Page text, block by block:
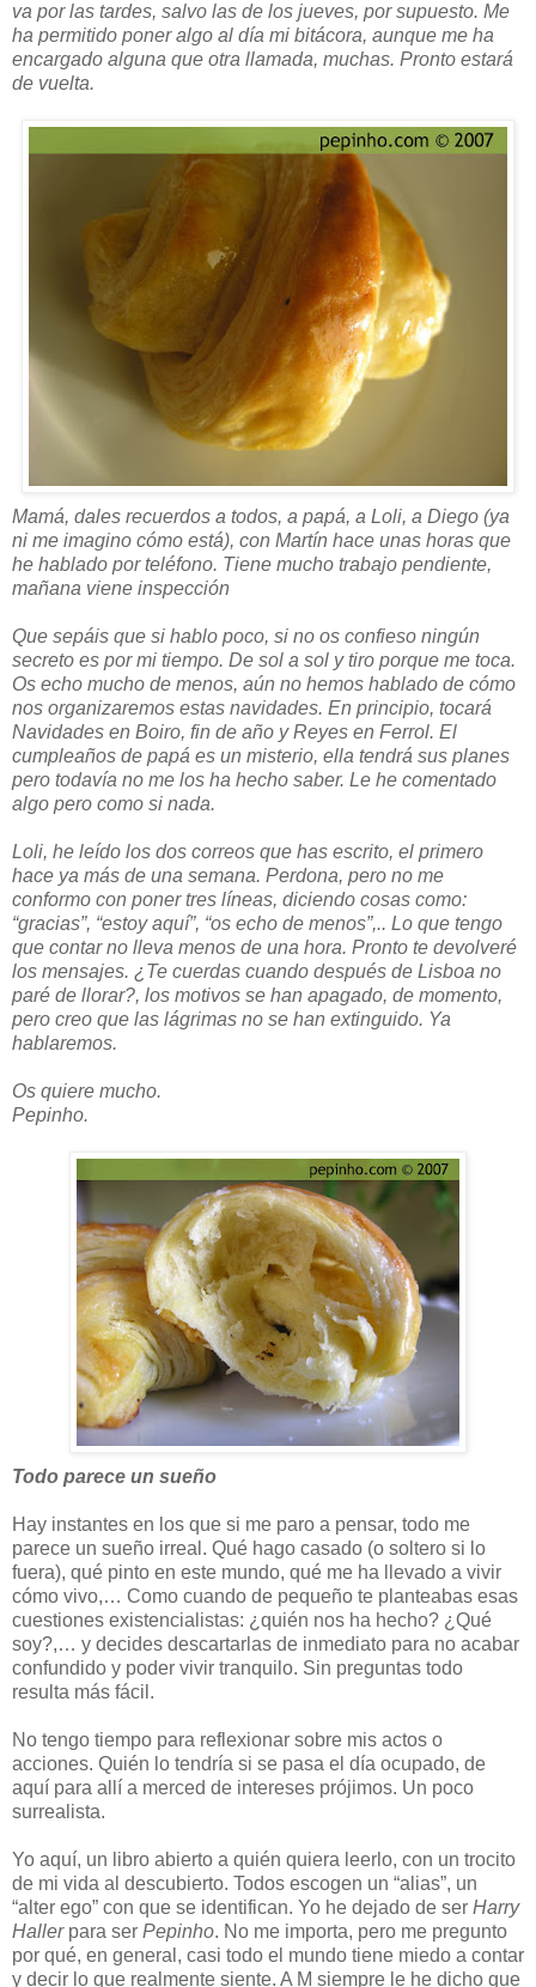
va por las tardes, salvo las de los jueves, por supuesto. Me
ha permitido poner algo al día mi bitácora, aunque me ha
encargado alguna que otra llamada, muchas. Pronto estará
de vuelta.
Mamá, dales recuerdos a todos, a papá, a Loli, a Diego (ya
ni me imagino cómo está), con Martín hace unas horas que
he hablado por teléfono. Tiene mucho trabajo pendiente,
mañana viene inspección
Que sepáis que si hablo poco, si no os confieso ningún
secreto es por mi tiempo. De sol a sol y tiro porque me toca.
Os echo mucho de menos, aún no hemos hablado de cómo
nos organizaremos estas navidades. En principio, tocará
Navidades en Boiro, fin de año y Reyes en Ferrol. El
cumpleaños de papá es un misterio, ella tendrá sus planes
pero todavía no me los ha hecho saber. Le he comentado
algo pero como si nada.
Loli, he leído los dos correos que has escrito, el primero
hace ya más de una semana. Perdona, pero no me
conformo con poner tres líneas, diciendo cosas como:
“gracias”, “estoy aquí”, “os echo de menos”,.. Lo que tengo
que contar no lleva menos de una hora. Pronto te devolveré
los mensajes. ¿Te cuerdas cuando después de Lisboa no
paré de llorar?, los motivos se han apagado, de momento,
pero creo que las lágrimas no se han extinguido. Ya
hablaremos.
Os quiere mucho.
Pepinho.
Todo parece un sueño
Hay instantes en los que si me paro a pensar, todo me
parece un sueño irreal. Qué hago casado (o soltero si lo
fuera), qué pinto en este mundo, qué me ha llevado a vivir
cómo vivo,… Como cuando de pequeño te planteabas esas
cuestiones existencialistas: ¿quién nos ha hecho? ¿Qué
soy?,… y decides descartarlas de inmediato para no acabar
confundido y poder vivir tranquilo. Sin preguntas todo
resulta más fácil.
No tengo tiempo para reflexionar sobre mis actos o
acciones. Quién lo tendría si se pasa el día ocupado, de
aquí para allí a merced de intereses prójimos. Un poco
surrealista.
Yo aquí, un libro abierto a quién quiera leerlo, con un trocito
de mi vida al descubierto. Todos escogen un “alias”, un
“alter ego” con que se identifican. Yo he dejado de ser Harry
Hallerpara ser Pepinho. No me importa, pero me pregunto
por qué, en general, casi todo el mundo tiene miedo a contar
y decir lo que realmente siente. A M siempre le he dicho que